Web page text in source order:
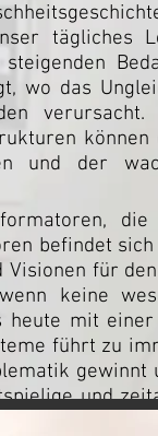
tägliches
wo das
und der
befindet
für
keine
mit
führt zu
gewinnt
und